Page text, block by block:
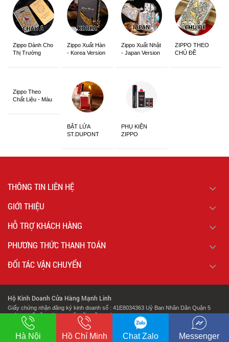
Zippo Dành Cho
Thị Trường
Zippo Xuất Hàn
- Korea Version
Zippo Xuất Nhật
- Japan Version
ZIPPO THEO
CHỦ ĐỀ
Zippo Theo
Chất Liệu - Màu
BẬT LỬA
ST.DUPONT
PHỤ KIỆN
ZIPPO
THÔNG TIN LIÊN HỆ
GIỚI THIỆU
HỖ TRỢ KHÁCH HÀNG
PHƯƠNG THỨC THANH TOÁN
ĐỐI TÁC VẬN CHUYỂN
Hộ Kinh Doanh Cửa Hàng Mạnh Linh
Giấy chứng nhận đăng ký kinh doanh số : 41E8034363 Uỷ Ban Nhân Dân Quận 5
Thành Phố Hồ Chí Minh Cấp Lần Đầu Ngày : 07/02/2018.
Địa chỉ: 127 Cao Đạt Phường 1 Quận 5 Thành Phố Hồ Chí Minh
Hà Nội Hồ Chí Minh Chat Zalo Messenger